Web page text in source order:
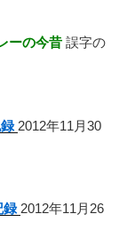
ーの今昔 誤字の
2012年11月30
録 2012年11月26